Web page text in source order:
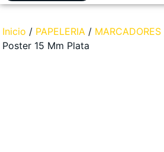
Inicio / PAPELERIA / MARCADORES
Poster 15 Mm Plata